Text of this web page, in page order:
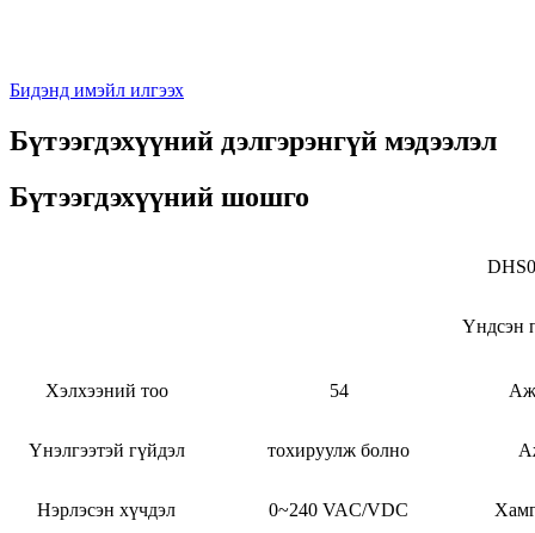
Бидэнд имэйл илгээх
Бүтээгдэхүүний дэлгэрэнгүй мэдээлэл
Бүтээгдэхүүний шошго
Үндсэн
Хэлхээний тоо 54
Үнэлгээтэй гүйдэл тохируулж болно
Нэрлэсэн хүчдэл 0~240 VAC/VDC